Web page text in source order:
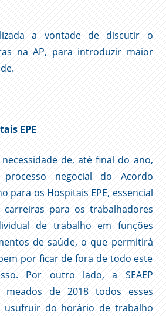
a vontade de discutir o
na AP, para introduzir maior
EPE
de, até final do ano,
negocial do Acordo
para os Hospitais EPE, essencial
para os trabalhadores
de trabalho em funções
de saúde, o que permitirá
por ficar de fora de todo este
Por outro lado, a SEAEP
de 2018 todos esses
usufruir do horário de trabalho